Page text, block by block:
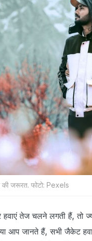
जरूरत. फोटो: Pexels
तेज चलने लगती हैं, तो
आप जानते हैं, सभी जैकेट